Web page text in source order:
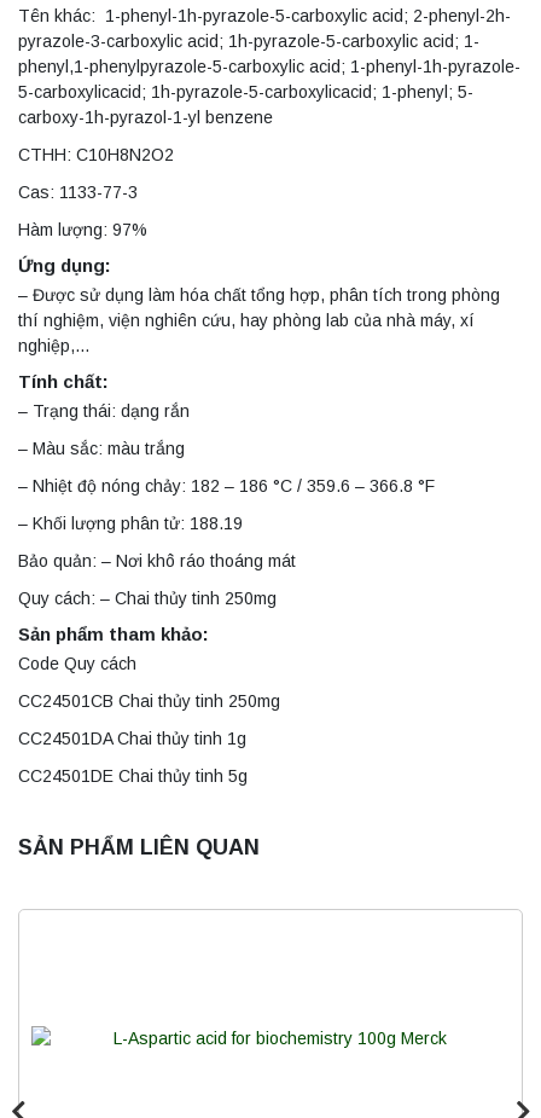
Tên khác: 1-phenyl-1h-pyrazole-5-carboxylic acid; 2-phenyl-2h-
pyrazole-3-carboxylic acid; 1h-pyrazole-5-carboxylic acid; 1-
phenyl,1-phenylpyrazole-5-carboxylic acid; 1-phenyl-1h-pyrazole-
5-carboxylicacid; 1h-pyrazole-5-carboxylicacid; 1-phenyl; 5-
carboxy-1h-pyrazol-1-yl benzene
CTHH: C10H8N2O2
Cas: 1133-77-3
Hàm lượng: 97%
Ứng dụng:
– Được sử dụng làm hóa chất tổng hợp, phân tích trong phòng
thí nghiệm, viện nghiên cứu, hay phòng lab của nhà máy, xí
nghiệp,…
Tính chất:
– Trạng thái: dạng rắn
– Màu sắc: màu trắng
– Nhiệt độ nóng chảy: 182 – 186 °C / 359.6 – 366.8 °F
– Khối lượng phân tử: 188.19
Bảo quản: – Nơi khô ráo thoáng mát
Quy cách: – Chai thủy tinh 250mg
Sản phẩm tham khảo:
Code Quy cách
CC24501CB Chai thủy tinh 250mg
CC24501DA Chai thủy tinh 1g
CC24501DE Chai thủy tinh 5g
SẢN PHẨM LIÊN QUAN
chính hãng – Độ chính xác cao, vận hành